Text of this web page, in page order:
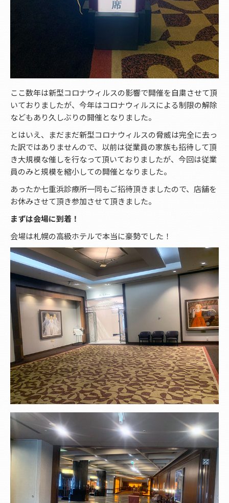
ここ数年は新型コロナウィルスの影響で開催を自粛させて頂
いておりましたが、今年はコロナウィルスによる制限の解除
などもあり久しぶりの開催となりました。
とはいえ、まだまだ新型コロナウィルスの脅威は完全に去っ
た訳ではありませんので、以前は従業員の家族も招待して頂
き大規模な催しを行なって頂いておりましたが、今回は従業
員のみと規模を縮小しての開催となりました。
あったか七重浜診療所一同もご招待頂きましたので、店舗を
お休みさせて頂き参加させて頂きました。
まずは会場に到着！
会場は札幌の高級ホテルで本当に豪勢でした！